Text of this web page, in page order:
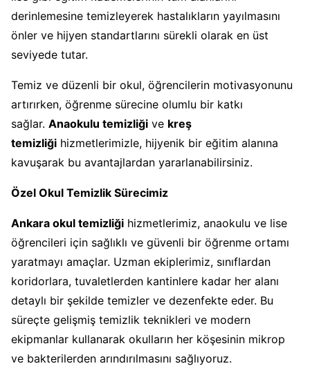
derinlemesine temizleyerek hastalıkların yayılmasını
önler ve hijyen standartlarını sürekli olarak en üst
seviyede tutar.
Temiz ve düzenli bir okul, öğrencilerin motivasyonunu
artırırken, öğrenme sürecine olumlu bir katkı
sağlar. Anaokulu temizliği ve kreş
temizliği hizmetlerimizle, hijyenik bir eğitim alanına
kavuşarak bu avantajlardan yararlanabilirsiniz.
Özel Okul Temizlik Sürecimiz
Ankara okul temizliği hizmetlerimiz, anaokulu ve lise
öğrencileri için sağlıklı ve güvenli bir öğrenme ortamı
yaratmayı amaçlar. Uzman ekiplerimiz, sınıflardan
koridorlara, tuvaletlerden kantinlere kadar her alanı
detaylı bir şekilde temizler ve dezenfekte eder. Bu
süreçte gelişmiş temizlik teknikleri ve modern
ekipmanlar kullanarak okulların her köşesinin mikrop
ve bakterilerden arındırılmasını sağlıyoruz.